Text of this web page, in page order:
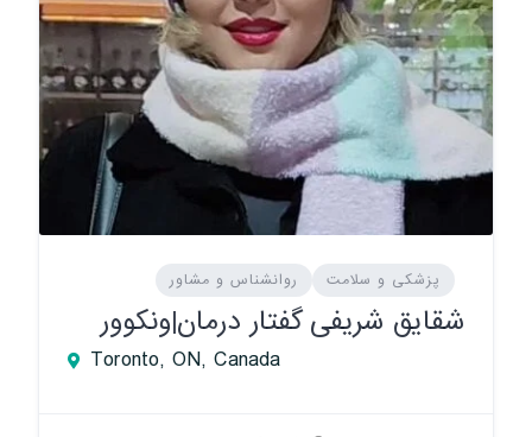
پزشکی و سلامت روانشناس و مشاور
شقایق شریفی گفتار درمان|ونکوور
Toronto, ON, Canada